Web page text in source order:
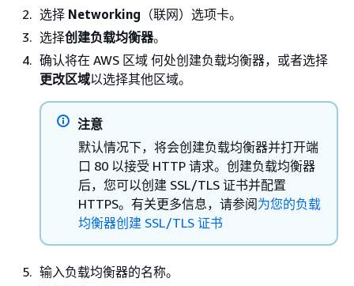
选择 Networking （联网）选项卡。
选择创建负载均衡器。
确认将在 AWS 区域 何处创建负载均衡器，或者选择
更改区域以选择其他区域。
注意
默认情况下，将会创建负载均衡器并打开端
口 80 以接受 HTTP 请求。创建负载均衡器
后，您可以创建 SSL/TLS 证书并配置
HTTPS。有关更多信息，请参阅为您的负载
均衡器创建 SSL/TLS 证书
输入负载均衡器的名称。